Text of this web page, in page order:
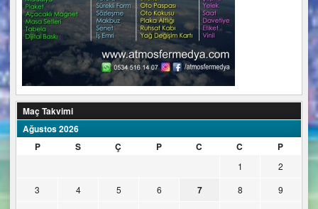
Maç Takvimi
Ağustos 2026
P
S Ç P C C P
1
2
3
4 5 6 7 8
9